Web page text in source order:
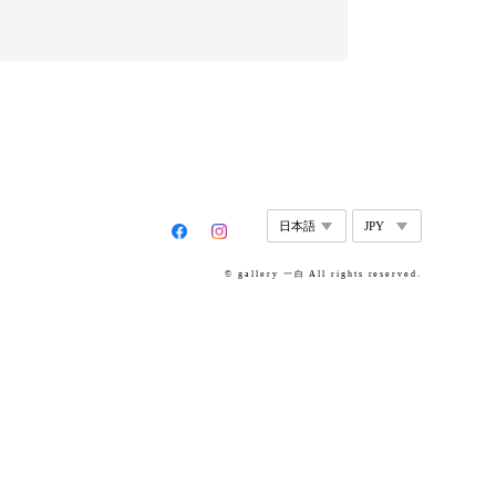
© gallery 一白 All rights reserved.